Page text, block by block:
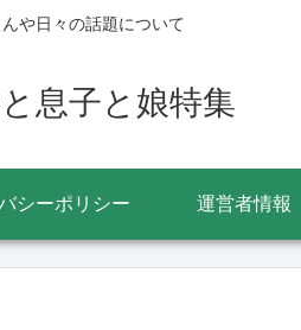
や日々の話題について
息子と娘特集
シーポリシー 運営者情報